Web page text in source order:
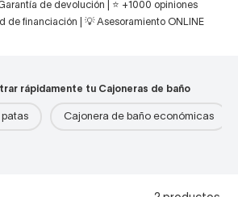
de devolución | ⭐ +1000 opiniones
de financiación | 💡 Asesoramiento ONLINE
rápidamente tu Cajoneras de baño
Cajonera de baño económicas